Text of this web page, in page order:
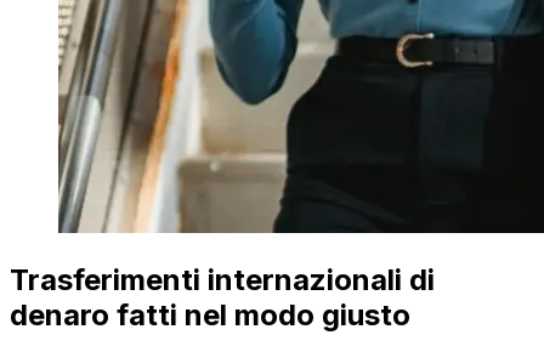
Trasferimenti internazionali di
denaro fatti nel modo giusto